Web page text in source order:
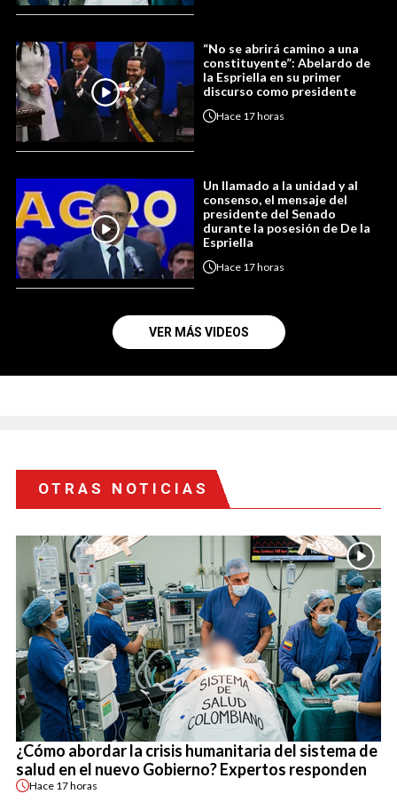
“No se abrirá camino a una
constituyente”: Abelardo de
la Espriella en su primer
discurso como presidente
Hace 17 horas
Un llamado a la unidad y al
consenso, el mensaje del
presidente del Senado
durante la posesión de De la
Espriella
Hace 17 horas
VER MÁS VIDEOS
OTRAS NOTICIAS
¿Cómo abordar la crisis humanitaria del sistema de
salud en el nuevo Gobierno? Expertos responden
Hace 17 horas